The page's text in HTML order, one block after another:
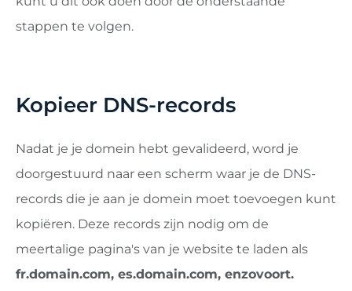
stappen te volgen.
Kopieer DNS-records
Nadat je je domein hebt gevalideerd, word je
doorgestuurd naar een scherm waar je de DNS-
records die je aan je domein moet toevoegen kunt
kopiëren. Deze records zijn nodig om de
meertalige pagina's van je website te laden als
fr.domain.com, es.domain.com, enzovoort.